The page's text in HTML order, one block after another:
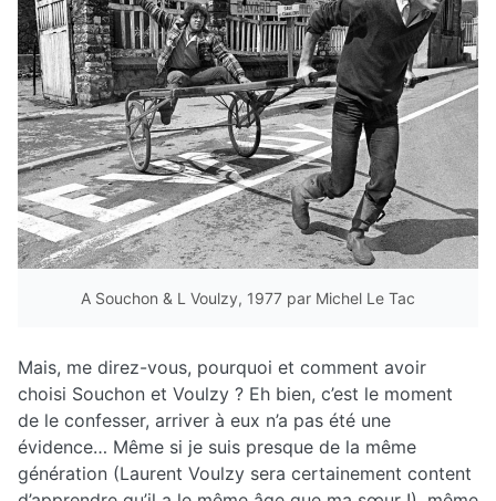
A Souchon & L Voulzy, 1977 par Michel Le Tac
Mais, me direz-vous, pourquoi et comment avoir
choisi Souchon et Voulzy ? Eh bien, c’est le moment
de le confesser, arriver à eux n’a pas été une
évidence… Même si je suis presque de la même
génération (Laurent Voulzy sera certainement content